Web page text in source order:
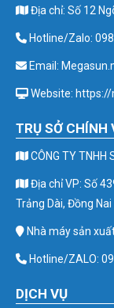
Địa chỉ: Số 12
Hotline/Zalo:
Email:
Website:
TRỤ SỞ CHÍNH
CÔNG TY TNHH
Địa chỉ VP: Số
Trảng Dài, Đồng Nai
Nhà máy sản
Hotline/ZALO:
DỊCH VỤ